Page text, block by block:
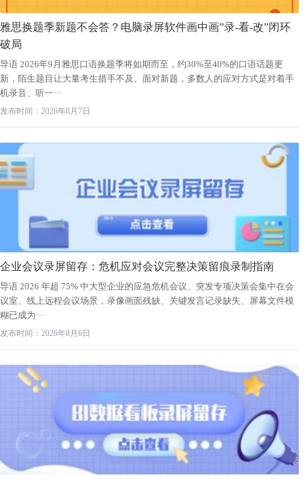
雅思换题季新题不会答？电脑录屏软件画中画”录-看-改”闭环
破局
导语 2026年9月雅思口语换题季将如期而至，约30%至40%的口语话题更
新，陌生题目让大量考生措手不及。面对新题，多数人的应对方式是对着手
机录音、听一···
发布时间：2026年8月7日
企业会议录屏留存：危机应对会议完整决策留痕录制指南
导语 2026 年超 75% 中大型企业的应急危机会议、突发专项决策会集中在会
议室、线上远程会议场景，录像画面残缺、关键发言记录缺失、屏幕文件模
糊已成为···
发布时间：2026年8月6日